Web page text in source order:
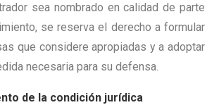
sea nombrado en calidad de parte
se reserva el derecho a formular
que considere apropiadas y a adoptar
necesaria para su defensa.
de la condición jurídica